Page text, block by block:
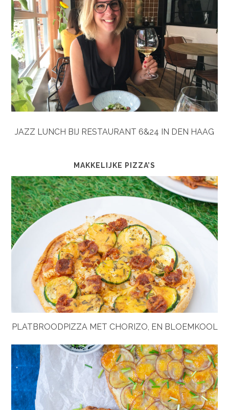
JAZZ LUNCH BIJ RESTAURANT 6&24 IN DEN HAAG
MAKKELIJKE PIZZA’S
PLATBROODPIZZA MET CHORIZO, EN BLOEMKOOL